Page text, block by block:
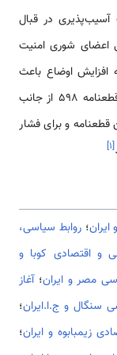
آسیب‌پذیری در قبال
ایران در آبان 1365 از تمامی اعضای شوری امنیت
اوضاع باعث
حضور قدرت‌های بزرگ در منطقه بعد از تصویب قطعنامه 598 از جانب
قطعنامه و برای فشار
[۱]
؛روابط سیاسی،
و اقتصادی کوبا و
مصر و ایران؛آغاز
سنگال و ج.ا.ایران؛
زیمبابوه و ایران؛